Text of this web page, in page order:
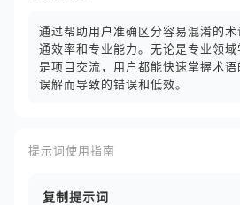
通过帮助用户准确区分容易混淆的
通效率和专业能力。无论是专业领
是项目交流，用户都能快速掌握术
误解而导致的错误和低效。
提示词使用指南
复制提示词